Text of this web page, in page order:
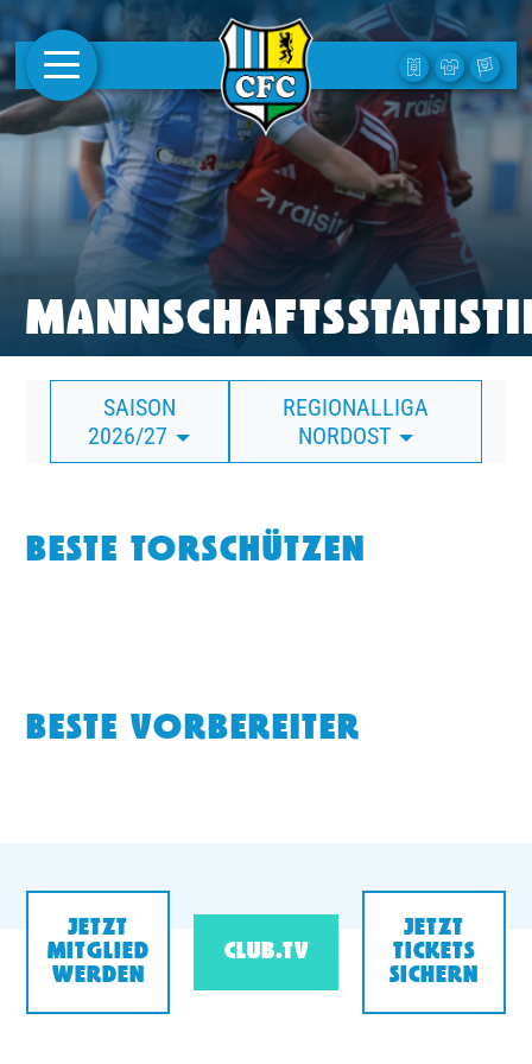
AKTUELLES
1. MANNSCHAFT
FRAUEN
CAMPUS
CLUB
CLUBMITGLIEDSCHAFT
BUSINESS
TICKETING
SAISON
2026/27
REGIONALLIGA
NORDOST
BESTE TORSCHÜTZEN
BESTE VORBEREITER
JETZT
MITGLIED
WERDEN
CLUB.TV
JETZT
TICKETS
SICHERN